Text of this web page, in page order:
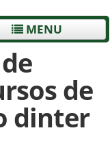
MENU
de
dinter